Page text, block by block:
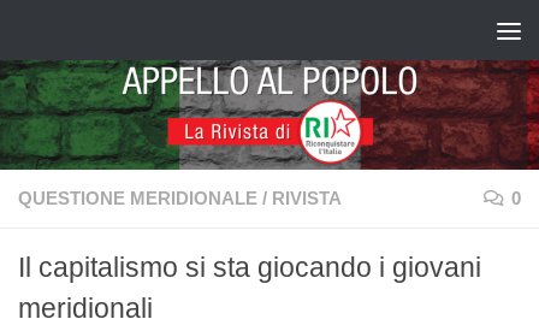
QUESTIONE MERIDIONALE / RIVISTA 0
Il capitalismo si sta giocando i giovani
meridionali